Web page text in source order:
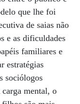
que lhe foi
de saias não
e as dificuldades
familiares e
estratégias
sociólogos
mental, o